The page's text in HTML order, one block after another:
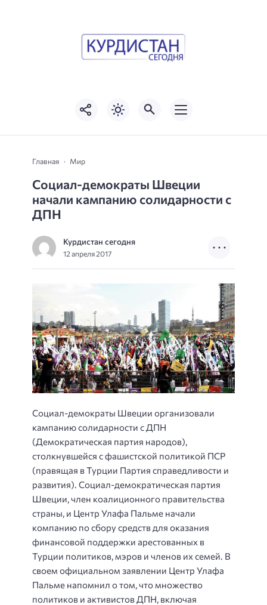
Главная Мир
Социал-демократы Швеции
начали кампанию солидарности с
ДПН
Курдистан сегодня
12 апреля 2017
Социал-демократы Швеции организовали
кампанию солидарности с ДПН
(Демократическая партия народов),
столкнувшейся с фашистской политикой ПСР
(правящая в Турции Партия справедливости и
развития). Социал-демократическая партия
Швеции, член коалиционного правительства
страны, и Центр Улафа Пальме начали
компанию по сбору средств для оказания
финансовой поддержки арестованных в
Турции политиков, мэров и членов их семей. В
своем официальном заявлении Центр Улафа
Пальме напомнил о том, что множество
политиков и активистов ДПН, включая